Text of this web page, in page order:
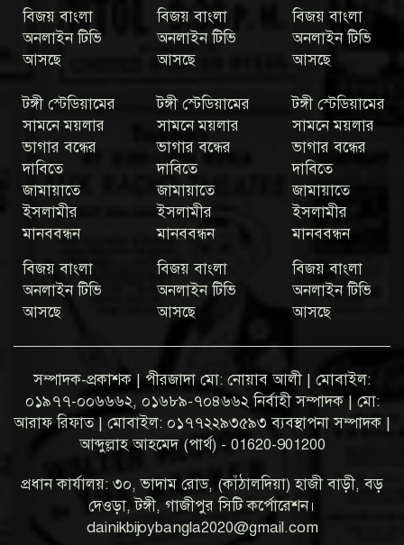
বিজয় বাংলা
অনলাইন টিভি
আসছে
বিজয় বাংলা
অনলাইন টিভি
আসছে
বিজয় বাংলা
অনলাইন টিভি
আসছে
টঙ্গী স্টেডিয়ামের
সামনে ময়লার
ভাগার বন্ধের
দাবিতে
জামায়াতে
ইসলামীর
মানববন্ধন
বিজয় বাংলা
অনলাইন টিভি
আসছে
টঙ্গী স্টেডিয়ামের
সামনে ময়লার
ভাগার বন্ধের
দাবিতে
জামায়াতে
ইসলামীর
মানববন্ধন
বিজয় বাংলা
অনলাইন টিভি
আসছে
টঙ্গী স্টেডিয়ামের
সামনে ময়লার
ভাগার বন্ধের
দাবিতে
জামায়াতে
ইসলামীর
মানববন্ধন
বিজয় বাংলা
অনলাইন টিভি
আসছে
সম্পাদক-প্রকাশক | পীরজাদা মো: নোয়াব আলী | মোবাইল:
০১৯৭৭-০০৬৬৬২, ০১৬৮৯-৭০৪৬৬২ নির্বাহী সম্পাদক | মো:
আরাফ রিফাত | মোবাইল: ০১৭৭২২৯৩৫৯৩ ব্যবস্থাপনা সম্পাদক |
আব্দুল্লাহ আহমেদ (পার্থ) - 01620-901200
প্রধান কার্যালয়: ৩০, ভাদাম রোড, (কাঁঠালদিয়া) হাজী বাড়ী, বড়
দেওড়া, টঙ্গী, গাজীপুর সিটি কর্পোরেশন।
dainikbijoybangla2020@gmail.com